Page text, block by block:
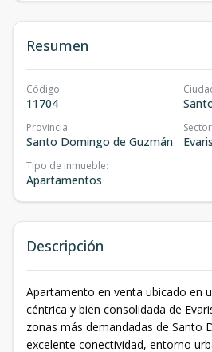
Resumen
Código:
11704
Provincia:
Santo Domingo de Guzmán
Sector
Tipo de inmueble:
Apartamentos
Descripción
Apartamento en venta ubicado en
céntrica y bien consolidada de
zonas más demandadas de Santo
excelente conectividad, entorno